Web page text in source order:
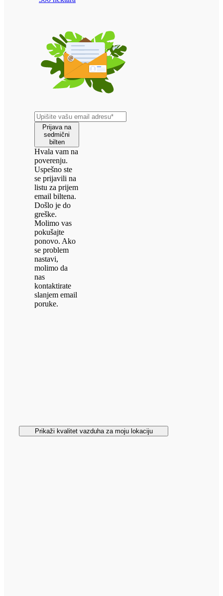
Prijava na
sedmični
bilten
Hvala vam na
poverenju.
Uspešno ste
se prijavili na
listu za prijem
email biltena.
Došlo je do
greške.
Molimo vas
pokušajte
ponovo. Ako
se problem
nastavi,
molimo da
nas
kontaktirate
slanjem email
poruke.
Prikaži kvalitet vazduha za moju lokaciju